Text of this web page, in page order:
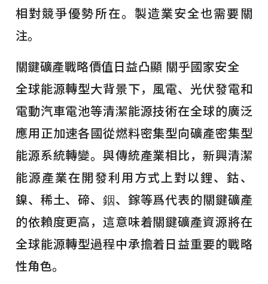
相對競爭優勢所在。製造業安全也需要關
注。
關鍵礦產戰略價值日益凸顯 關乎國家安全
全球能源轉型大背景下，風電、光伏發電和
電動汽車電池等清潔能源技術在全球的廣泛
應用正加速各國從燃料密集型向礦產密集型
能源系統轉變。與傳統產業相比，新興清潔
能源產業在開發利用方式上對以鋰、鈷、
鎳、稀土、碲、銦、鎵等爲代表的關鍵礦產
的依賴度更高，這意味着關鍵礦產資源將在
全球能源轉型過程中承擔着日益重要的戰略
性角色。